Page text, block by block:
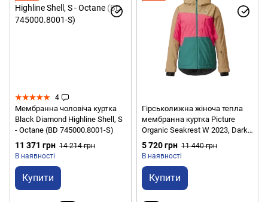
4
Мембранна чоловіча куртка
Black Diamond Highline Shell, S
- Octane (BD 745000.8001-S)
11 371 грн 14 214 грн
В наявності
Купити
Гірськолижна жіноча тепла
мембранна куртка Picture
Organic Seakrest W 2023, Dark
Sea, XS (PO WVT270A-XS)
5 720 грн 11 440 грн
В наявності
Купити